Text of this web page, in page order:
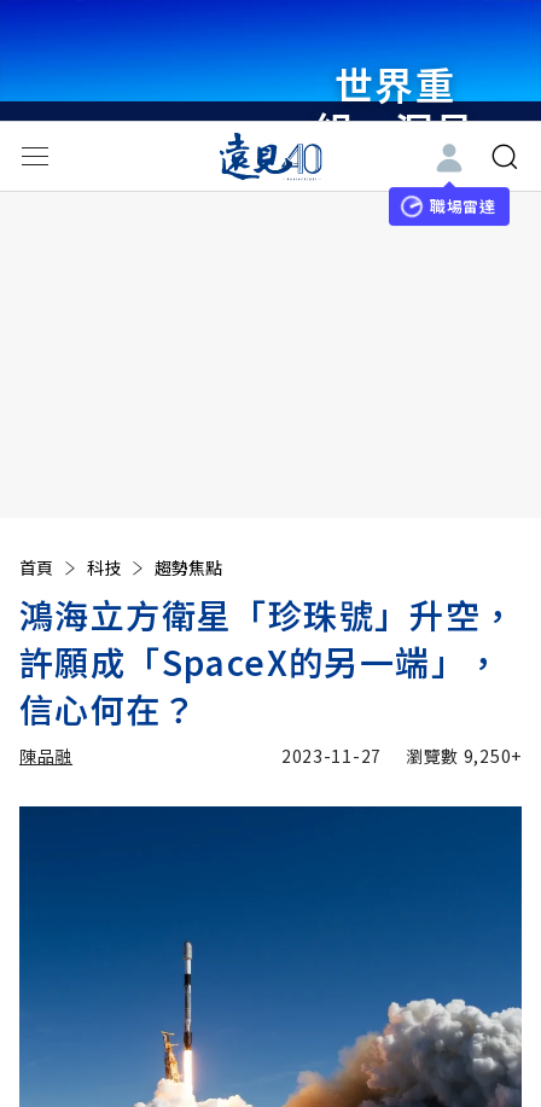
世界重
組・洞見
未來 與
世界領袖
職場雷達
首頁 科技 趨勢焦點
鴻海立方衛星「珍珠號」升空，
許願成「SpaceX的另一端」，
信心何在？
陳品融 2023-11-27 瀏覽數 9,250+